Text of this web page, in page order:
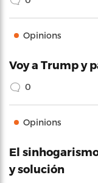
Opinions
Voy a Trump y
0
Opinions
El
y solución